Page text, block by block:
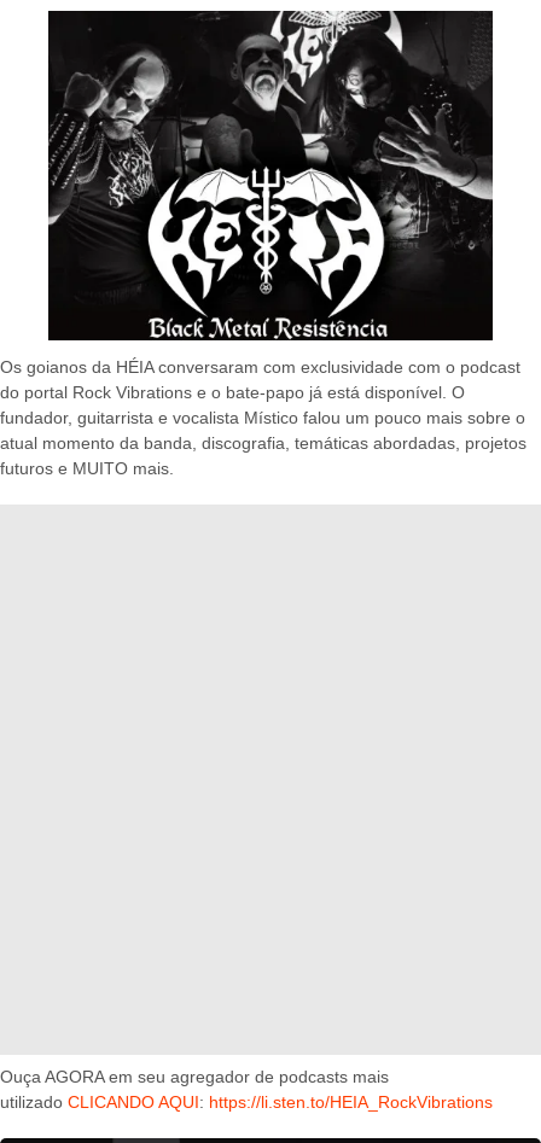
Os goianos da HÉIA conversaram com exclusividade com o podcast
do portal Rock Vibrations e o bate-papo já está disponível. O
fundador, guitarrista e vocalista Místico falou um pouco mais sobre o
atual momento da banda, discografia, temáticas abordadas, projetos
futuros e MUITO mais.
Ouça AGORA em seu agregador de podcasts mais
utilizado CLICANDO AQUI : https://li.sten.to/HEIA_RockVibrations